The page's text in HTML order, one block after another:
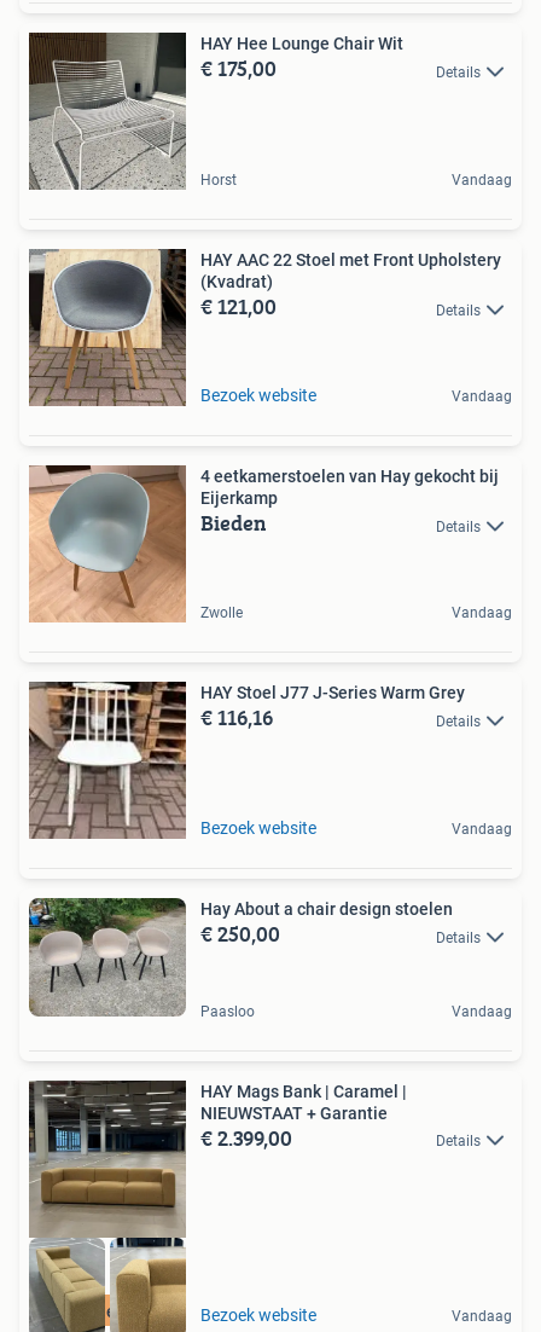
HAY Hee Lounge Chair Wit
€ 175,00 Details
Horst Vandaag
HAY AAC 22 Stoel met Front Upholstery
(Kvadrat)
€ 121,00 Details
Bezoek website Vandaag
4 eetkamerstoelen van Hay gekocht bij
Eijerkamp
Bieden Details
Zwolle Vandaag
HAY Stoel J77 J-Series Warm Grey
€ 116,16 Details
Bezoek website Vandaag
Hay About a chair design stoelen
€ 250,00 Details
Paasloo Vandaag
Gratis levering
HAY Mags Bank | Caramel |
NIEUWSTAAT + Garantie
€ 2.399,00 Details
Bezoek website Vandaag